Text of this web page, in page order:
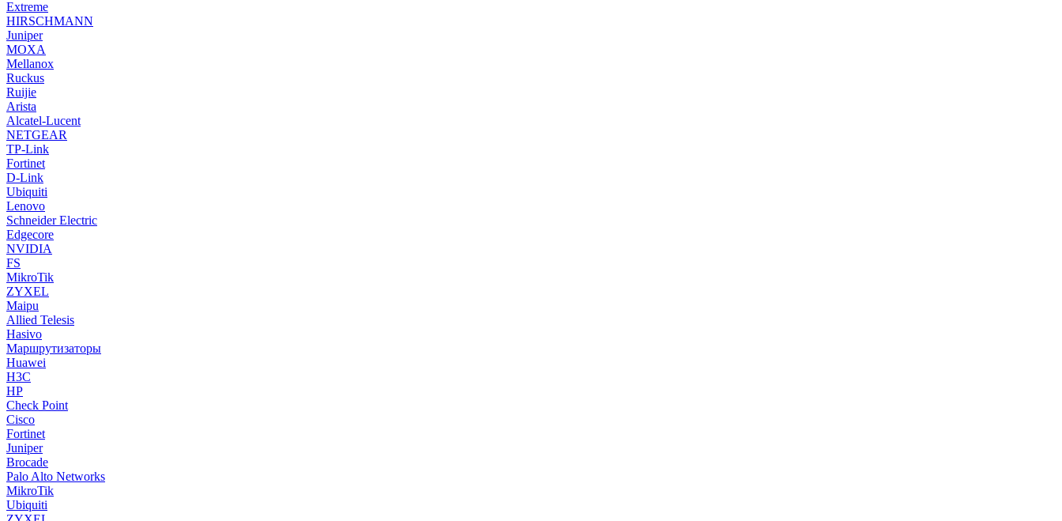
Extreme
HIRSCHMANN
Juniper
MOXA
Mellanox
Ruckus
Ruijie
Arista
Alcatel-Lucent
NETGEAR
TP-Link
Fortinet
D-Link
Ubiquiti
Lenovo
Schneider Electric
Edgecore
NVIDIA
FS
MikroTik
ZYXEL
Maipu
Allied Telesis
Hasivo
Маршрутизаторы
Huawei
H3C
HP
Check Point
Cisco
Fortinet
Juniper
Brocade
Palo Alto Networks
MikroTik
Ubiquiti